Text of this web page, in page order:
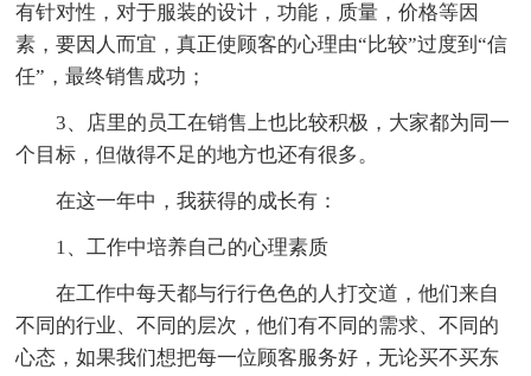
有针对性，对于服装的设计，功能，质量，价格等因
素，要因人而宜，真正使顾客的心理由“比较”过度到“信
任”，最终销售成功；
3、店里的员工在销售上也比较积极，大家都为同一
个目标，但做得不足的地方也还有很多。
在这一年中，我获得的成长有：
1、工作中培养自己的心理素质
在工作中每天都与行行色色的人打交道，他们来自
不同的行业、不同的层次，他们有不同的需求、不同的
心态，如果我们想把每一位顾客服务好，无论买不买东